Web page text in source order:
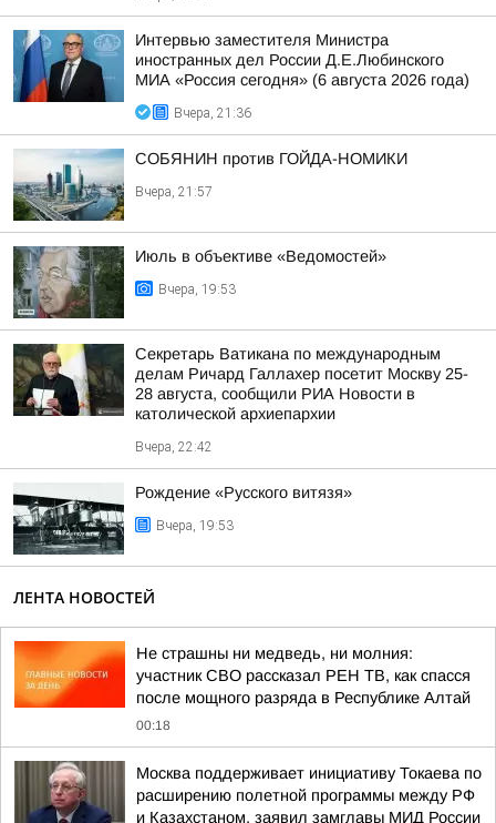
Интервью заместителя Министра
иностранных дел России Д.Е.Любинского
МИА «Россия сегодня» (6 августа 2026 года)
Вчера, 21:36
СОБЯНИН против ГОЙДА-НОМИКИ
Вчера, 21:57
Июль в объективе «Ведомостей»
Вчера, 19:53
Секретарь Ватикана по международным
делам Ричард Галлахер посетит Москву 25-
28 августа, сообщили РИА Новости в
католической архиепархии
Вчера, 22:42
Рождение «Русского витязя»
Вчера, 19:53
ЛЕНТА НОВОСТЕЙ
Не страшны ни медведь, ни молния:
участник СВО рассказал РЕН ТВ, как спасся
после мощного разряда в Республике Алтай
00:18
Москва поддерживает инициативу Токаева по
расширению полетной программы между РФ
и Казахстаном, заявил замглавы МИД России